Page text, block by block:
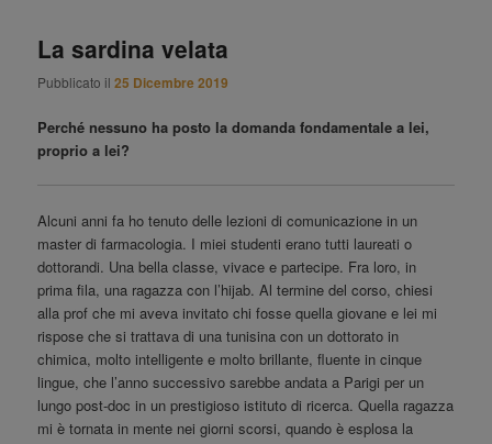
La sardina velata
Pubblicato il25 Dicembre 2019
Perché nessuno ha posto la domanda fondamentale a lei,
proprio a lei?
Alcuni anni fa ho tenuto delle lezioni di comunicazione in un
master di farmacologia. I miei studenti erano tutti laureati o
dottorandi. Una bella classe, vivace e partecipe. Fra loro, in
prima fila, una ragazza con l’hijab. Al termine del corso, chiesi
alla prof che mi aveva invitato chi fosse quella giovane e lei mi
rispose che si trattava di una tunisina con un dottorato in
chimica, molto intelligente e molto brillante, fluente in cinque
lingue, che l’anno successivo sarebbe andata a Parigi per un
lungo post-doc in un prestigioso istituto di ricerca. Quella ragazza
mi è tornata in mente nei giorni scorsi, quando è esplosa la